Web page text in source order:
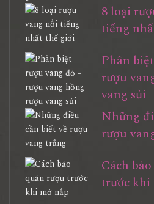
8 loại
tiếng
Phân
rượu
vang sủi
Những
rượu
Cách
trước khi